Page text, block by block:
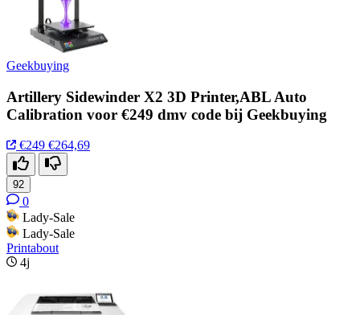
Geekbuying
Artillery Sidewinder X2 3D Printer,ABL Auto
Calibration voor €249 dmv code bij Geekbuying
€249 €264,69
92
0
Lady-Sale
Lady-Sale
Printabout
4j